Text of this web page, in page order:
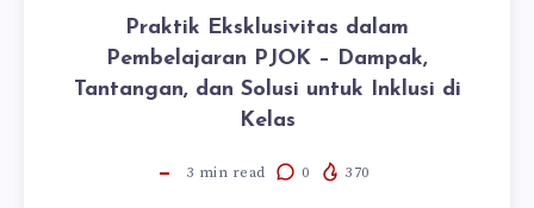
Praktik Eksklusivitas dalam
Pembelajaran PJOK – Dampak,
Tantangan, dan Solusi untuk Inklusi di
Kelas
3 min read 0 370